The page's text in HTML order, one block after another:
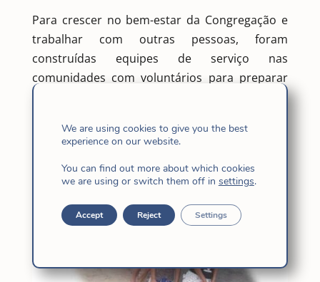
Para crescer no bem-estar da Congregação e
trabalhar com outras pessoas, foram
construídas equipes de serviço nas
comunidades com voluntários para preparar
os almoços de solidariedade dos COMMON
We are using cookies to give you the best
experience on our website.
You can find out more about which cookies
we are using or switch them off in settings.
Accept Reject Settings